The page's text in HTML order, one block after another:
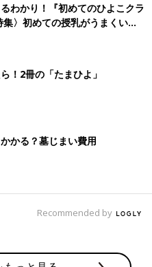
わかり！『初めてのひよこクラ
〉初めての授乳がうまくい
の基本と夏のトラブル 解決テ
！2冊の「たまひよ」
かる？墓じまい費用
Recommended by